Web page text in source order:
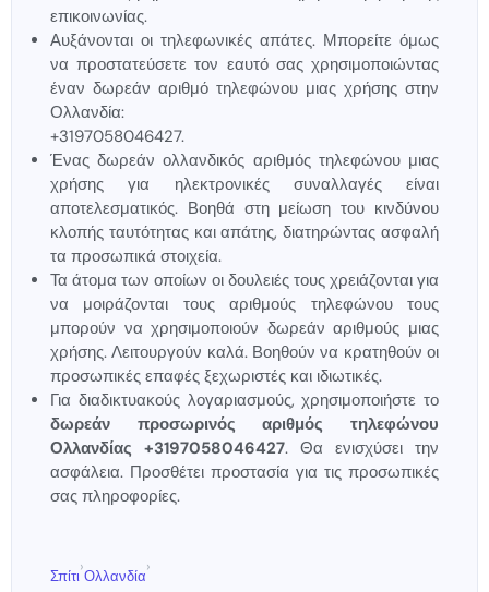
επικοινωνίας.
Αυξάνονται οι τηλεφωνικές απάτες. Μπορείτε όμως
να προστατεύσετε τον εαυτό σας χρησιμοποιώντας
έναν δωρεάν αριθμό τηλεφώνου μιας χρήσης στην
Ολλανδία:
+3197058046427.
Ένας δωρεάν ολλανδικός αριθμός τηλεφώνου μιας
χρήσης για ηλεκτρονικές συναλλαγές είναι
αποτελεσματικός. Βοηθά στη μείωση του κινδύνου
κλοπής ταυτότητας και απάτης, διατηρώντας ασφαλή
τα προσωπικά στοιχεία.
Τα άτομα των οποίων οι δουλειές τους χρειάζονται για
να μοιράζονται τους αριθμούς τηλεφώνου τους
μπορούν να χρησιμοποιούν δωρεάν αριθμούς μιας
χρήσης. Λειτουργούν καλά. Βοηθούν να κρατηθούν οι
προσωπικές επαφές ξεχωριστές και ιδιωτικές.
Για διαδικτυακούς λογαριασμούς, χρησιμοποιήστε το
δωρεάν προσωρινός αριθμός τηλεφώνου
Ολλανδίας +3197058046427. Θα ενισχύσει την
ασφάλεια. Προσθέτει προστασία για τις προσωπικές
σας πληροφορίες.
Σπίτι
›
Ολλανδία
›